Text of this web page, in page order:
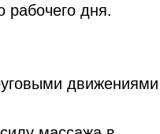
рабочего дня.
движениями